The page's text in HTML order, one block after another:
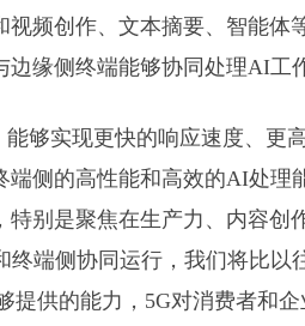
视频创作、文本摘要、智能体
缘侧终端能够协同处理AI工
够实现更快的响应速度、更
端侧的高性能和高效的AI处理
特别是聚焦在生产力、内容创
端侧协同运行，我们将比以
提供的能力，5G对消费者和